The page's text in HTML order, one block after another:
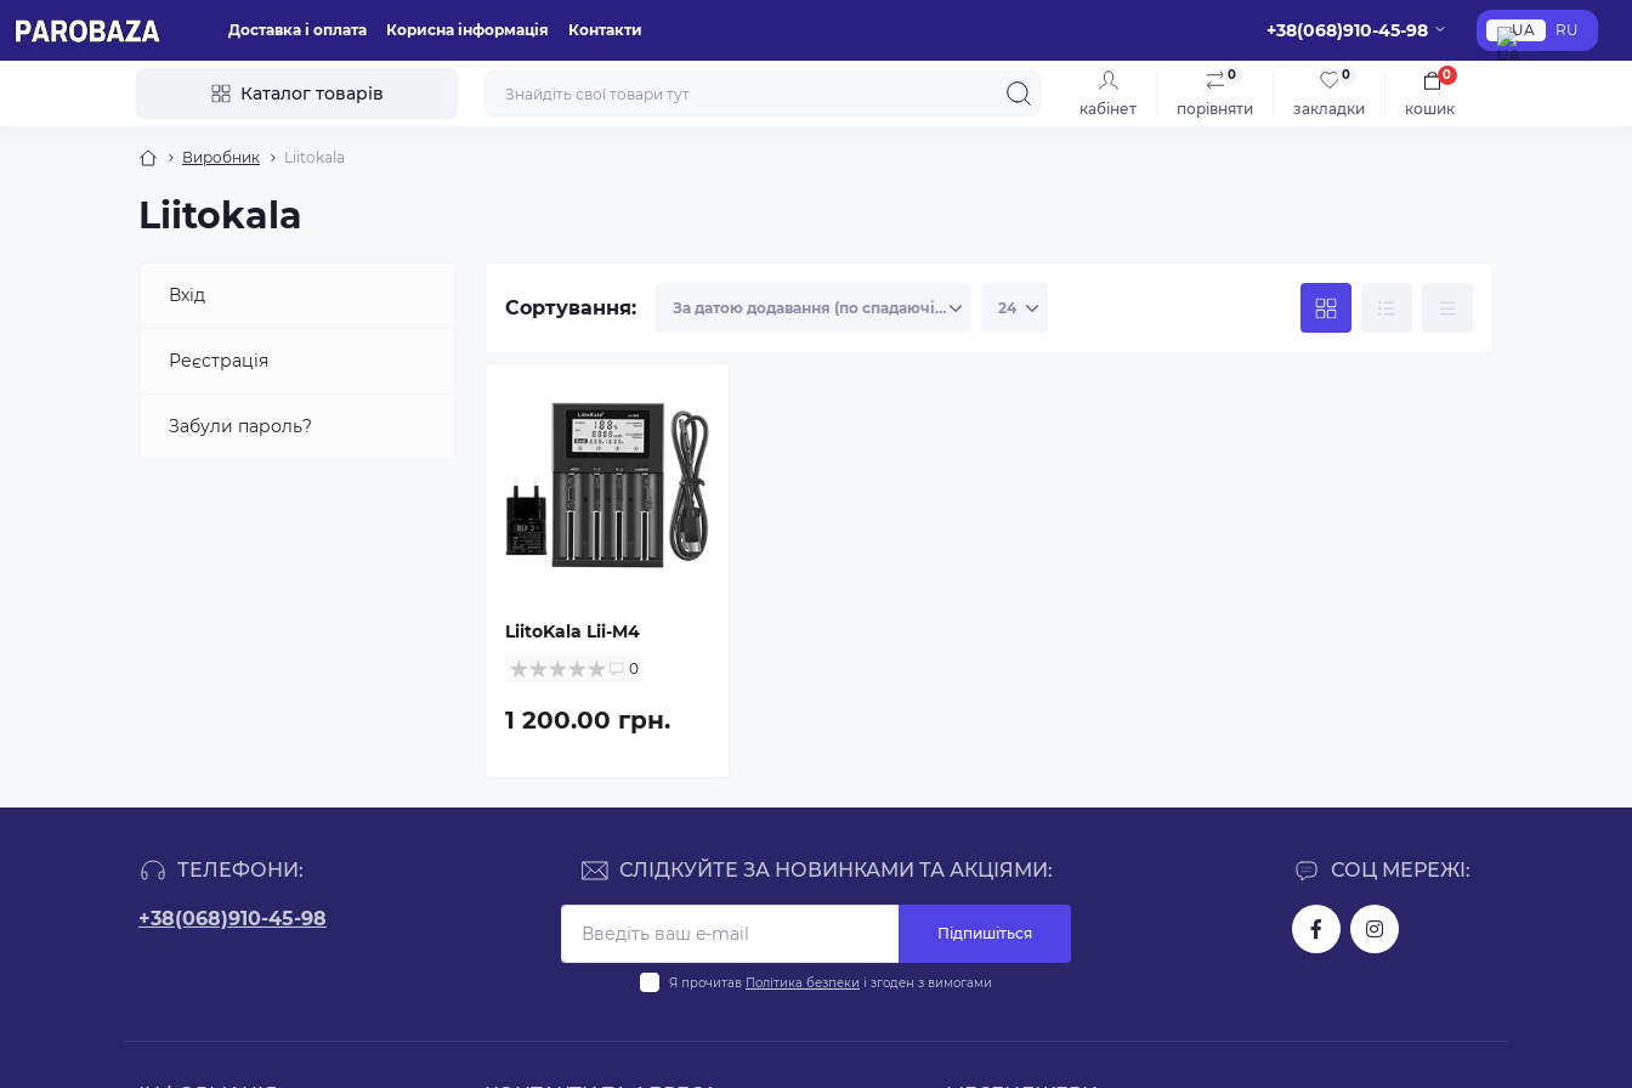
Доставка і оплата Корисна інформація Контакти +38(068)910-45-98 UA RU
Каталог товарів
кабінет порівняти
0
закладки
0
кошик
0
Виробник Liitokala
Liitokala
Вхід
Реєстрація
Забули пароль?
Сортування:
LiitoKala Lii-M4
0
1 200.00 грн.
ТЕЛЕФОНИ:
+38(068)910-45-98
СОЦ МЕРЕЖІ:
СЛІДКУЙТЕ ЗА НОВИНКАМИ ТА АКЦІЯМИ:
Підпишіться
Я прочитав Політика безпеки і згоден з вимогами